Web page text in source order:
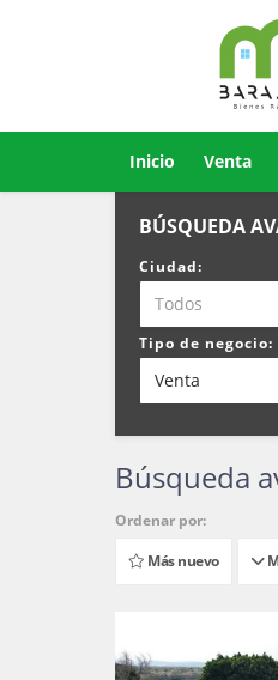
Inicio Venta
BÚSQUEDA
Ciudad:
Todos
Tipo de negocio:
Venta
Búsqueda
Ordenar por:
Más nuevo